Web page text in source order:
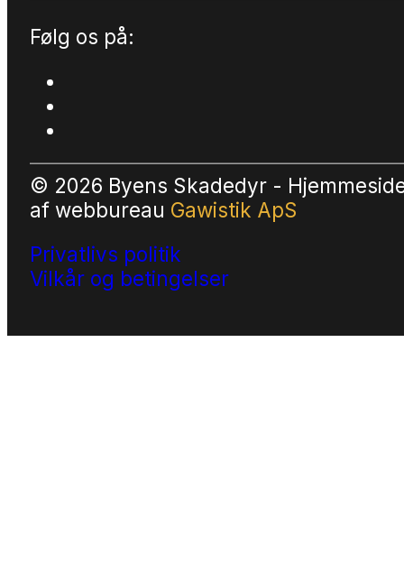
Følg os på:
© 2026 Byens Skadedyr -
af webbureau Gawistik ApS
Privatlivs politik
Vilkår og betingelser